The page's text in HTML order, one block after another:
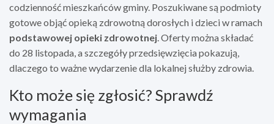
codzienność mieszkańców gminy. Poszukiwane są podmioty
gotowe objąć opieką zdrowotną dorosłych i dzieci w ramach
podstawowej opieki zdrowotnej . Oferty można składać
do 28 listopada, a szczegóły przedsięwzięcia pokazują,
dlaczego to ważne wydarzenie dla lokalnej służby zdrowia.
Kto może się zgłosić? Sprawdź
wymagania